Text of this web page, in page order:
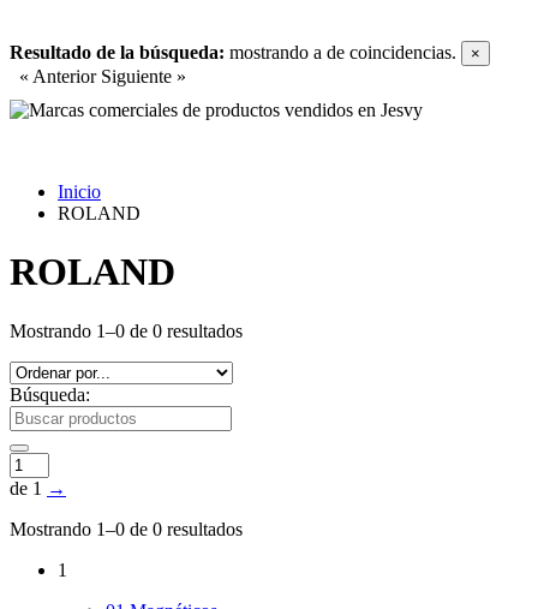
Resultado de la búsqueda: mostrando a de coincidencias. ×
« Anterior Siguiente »
Inicio
ROLAND
ROLAND
Mostrando 1–0 de 0 resultados
Búsqueda:
de 1 →
Mostrando 1–0 de 0 resultados
1